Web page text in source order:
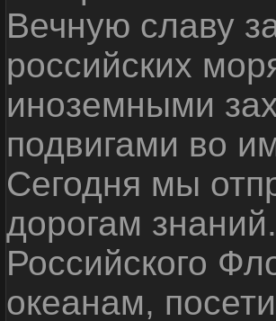
Вечную славу
российских
иноземными
подвигами во
Сегодня мы
дорогам
Российского
океанам,